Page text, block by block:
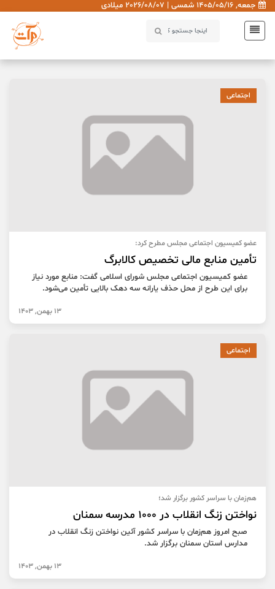
جمعه, 1405/05/16 شمسی | 2026/08/07 میلادی
اجتماعی
عضو کمیسیون اجتماعی مجلس مطرح کرد:
تأمین منابع مالی تخصیص کالابرگ
عضو کمیسیون اجتماعی مجلس شورای اسلامی گفت: منابع مورد نیاز
برای این طرح از محل حذف یارانه سه دهک بالایی تأمین می‌شود.
13 بهمن, 1403
اجتماعی
هم‌زمان با سراسر کشور برگزار شد؛
نواختن زنگ انقلاب در ۱٠٠٠ مدرسه سمنان
صبح امروز هم‌زمان با سراسر کشور آئین نواختن زنگ انقلاب در
مدارس استان سمنان برگزار شد.
13 بهمن, 1403